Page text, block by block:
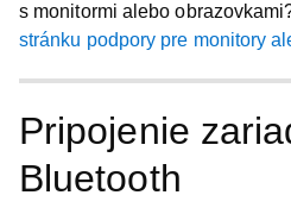
s monitormi alebo
stránku podpory pre monitory
Pripojenie
Bluetooth